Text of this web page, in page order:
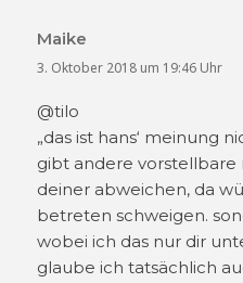
Maike
3. Oktober 2018 um 19:46 Uhr
@tilo
„das ist hans‘ meinung
gibt andere vorstellbare
deiner abweichen, da
betreten schweigen.
wobei ich das nur dir
glaube ich tatsächlich